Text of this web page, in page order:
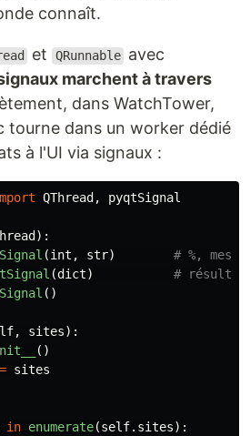
connaît.
et QRunnable avec
marchent à travers
dans WatchTower,
tourne dans un worker dédié
à l'UI via signaux :
QThread , pyqtSignal
):
(int , str)
(dict)
()
, sites):
()
= sites
in enumerate(self. sites):